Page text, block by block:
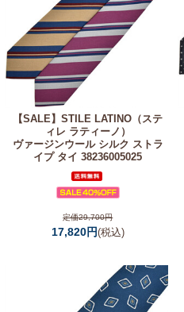
【SALE】STILE LATINO（ステ
ィレ ラティーノ）
ヴァージンウール シルク ストラ
イプ タイ 38236005025
定価29,700円
17,820円(税込)